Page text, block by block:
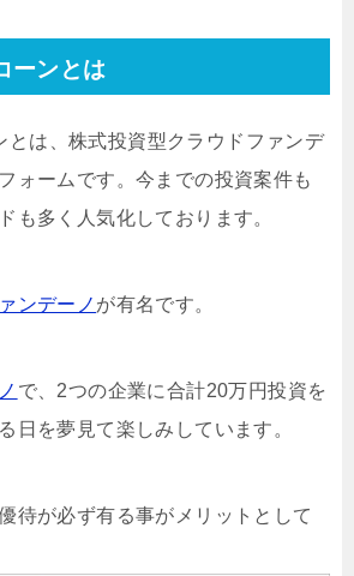
ーンとは
とは、株式投資型クラウドファンデ
ォームです。今までの投資案件も
も多く人気化しております。
ンデーノ が有名です。
で、2つの企業に合計20万円投資を
日を夢見て楽しみしています。
待が必ず有る事がメリットとして